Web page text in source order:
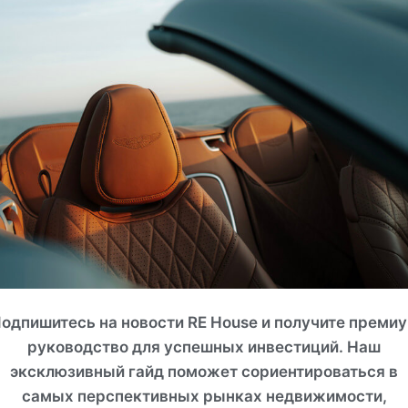
на новости RE House и получите
руководство для успешных инвестиций. Наш
эксклюзивный гайд поможет сориентироваться в
самых перспективных рынках недвижимости,